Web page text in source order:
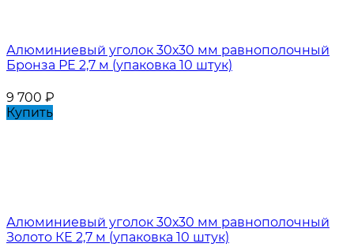
Алюминиевый уголок 30х30 мм равнополочный
Бронза РЕ 2,7 м (упаковка 10 штук)
9 700 ₽
Купить
Алюминиевый уголок 30х30 мм равнополочный
Золото КЕ 2,7 м (упаковка 10 штук)